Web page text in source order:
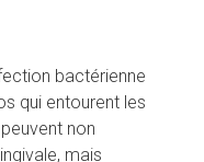
bactérienne
qui entourent les
non
mais